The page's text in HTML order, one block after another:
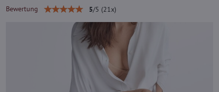
Bewertung 5/5 (21 x)